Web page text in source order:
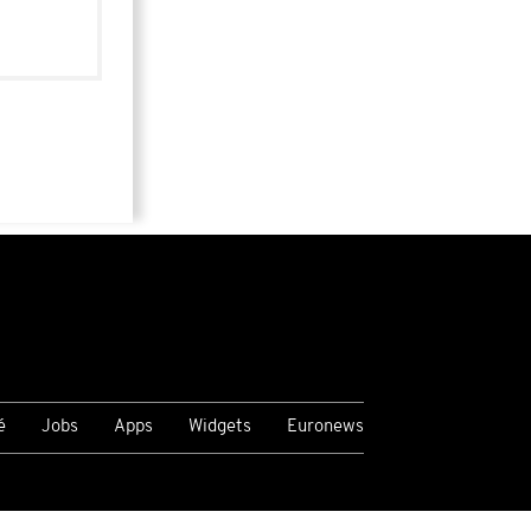
Jobs Apps Widgets Euronews